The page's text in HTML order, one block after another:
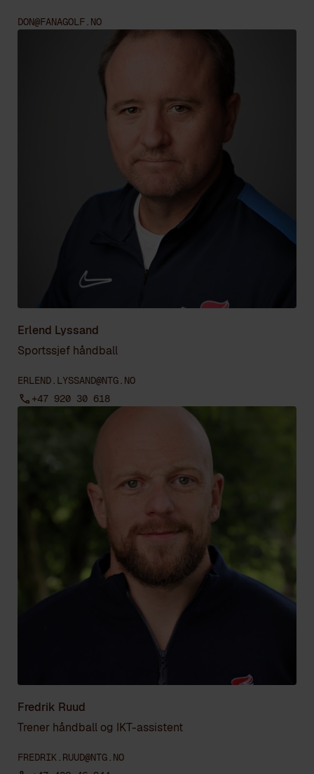
DON@FANAGOLF.NO
Erlend Lyssand
Sportssjef håndball
ERLEND.LYSSAND@NTG.NO
+47 920 30 618
Fredrik Ruud
Trener håndball og IKT-assistent
FREDRIK.RUUD@NTG.NO